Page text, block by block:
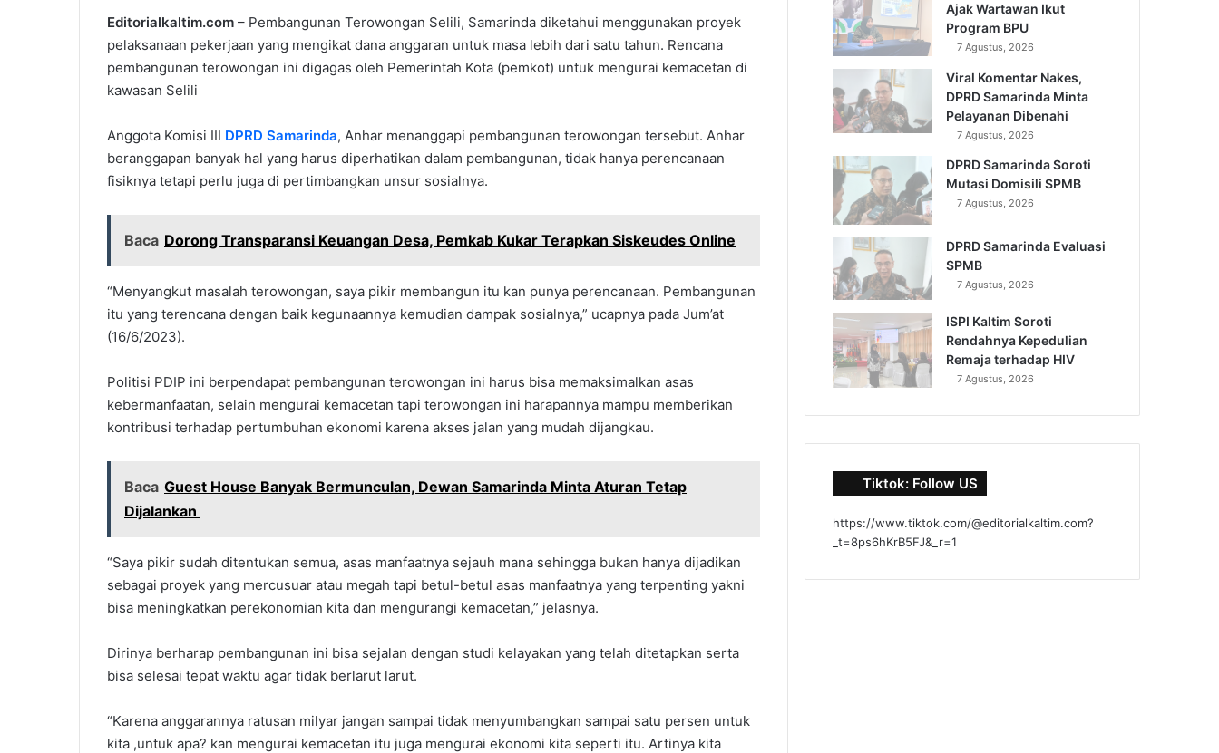
Editorialkaltim.com – Pembangunan Terowongan Selili, Samarinda diketahui menggunakan proyek
pelaksanaan pekerjaan yang mengikat dana anggaran untuk masa lebih dari satu tahun. Rencana
pembangunan terowongan ini digagas oleh Pemerintah Kota (pemkot) untuk mengurai kemacetan di
kawasan Selili
Anggota Komisi III DPRD Samarinda, Anhar menanggapi pembangunan terowongan tersebut. Anhar
beranggapan banyak hal yang harus diperhatikan dalam pembangunan, tidak hanya perencanaan
fisiknya tetapi perlu juga di pertimbangkan unsur sosialnya.
Baca Dorong Transparansi Keuangan Desa, Pemkab Kukar Terapkan Siskeudes Online
“Menyangkut masalah terowongan, saya pikir membangun itu kan punya perencanaan. Pembangunan
itu yang terencana dengan baik kegunaannya kemudian dampak sosialnya,” ucapnya pada Jum’at
(16/6/2023).
Politisi PDIP ini berpendapat pembangunan terowongan ini harus bisa memaksimalkan asas
kebermanfaatan, selain mengurai kemacetan tapi terowongan ini harapannya mampu memberikan
kontribusi terhadap pertumbuhan ekonomi karena akses jalan yang mudah dijangkau.
Baca Guest House Banyak Bermunculan, Dewan Samarinda Minta Aturan Tetap
Dijalankan
“Saya pikir sudah ditentukan semua, asas manfaatnya sejauh mana sehingga bukan hanya dijadikan
sebagai proyek yang mercusuar atau megah tapi betul-betul asas manfaatnya yang terpenting yakni
bisa meningkatkan perekonomian kita dan mengurangi kemacetan,” jelasnya.
Dirinya berharap pembangunan ini bisa sejalan dengan studi kelayakan yang telah ditetapkan serta
bisa selesai tepat waktu agar tidak berlarut larut.
“Karena anggarannya ratusan milyar jangan sampai tidak menyumbangkan sampai satu persen untuk
kita ,untuk apa? kan mengurai kemacetan itu juga mengurai ekonomi kita seperti itu. Artinya kita
Ajak Wartawan Ikut
Program BPU
7 Agustus, 2026
Viral Komentar Nakes,
DPRD Samarinda Minta
Pelayanan Dibenahi
7 Agustus, 2026
DPRD Samarinda Soroti
Mutasi Domisili SPMB
7 Agustus, 2026
DPRD Samarinda Evaluasi
SPMB
7 Agustus, 2026
ISPI Kaltim Soroti
Rendahnya Kepedulian
Remaja terhadap HIV
7 Agustus, 2026
Tiktok: Follow US
https://www.tiktok.com/@editorialkaltim.com?
_t=8ps6hKrB5FJ&_r=1